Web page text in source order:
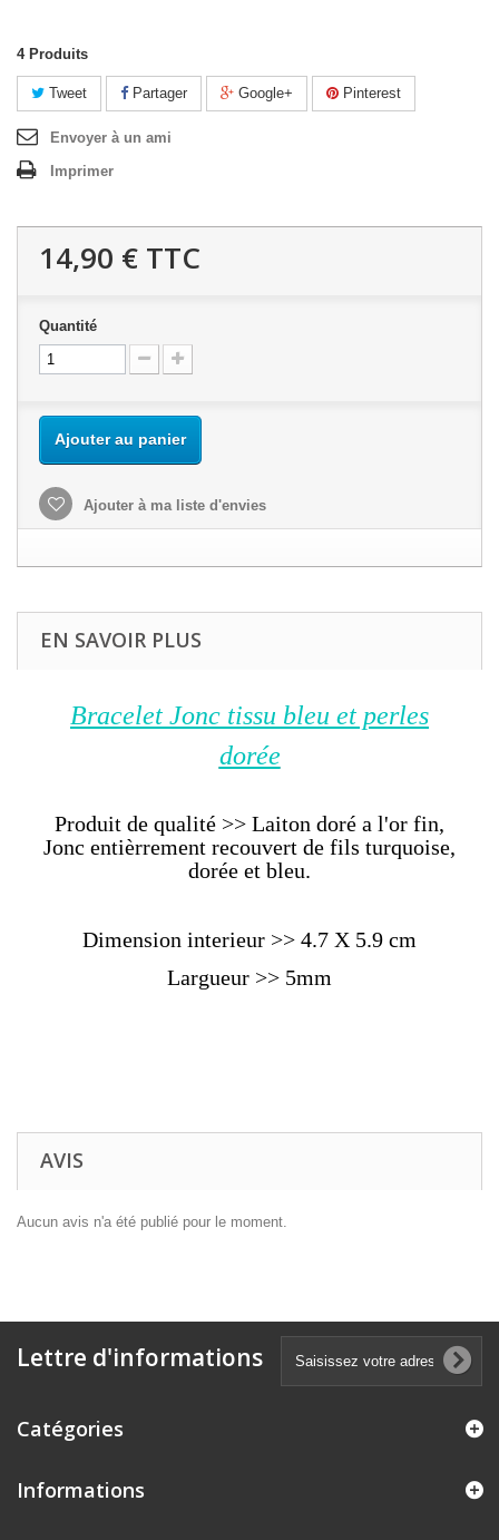
4 Produits
Tweet Partager Google+ Pinterest
Envoyer à un ami
Imprimer
14,90 € TTC
Quantité
Ajouter au panier
Ajouter à ma liste d'envies
EN SAVOIR PLUS
Bracelet Jonc tissu bleu et perles
dorée
Produit de qualité >> Laiton doré a l'or fin,
Jonc entièrrement recouvert de fils turquoise,
dorée et bleu.
Dimension interieur >> 4.7 X 5.9 cm
Largueur >> 5mm
AVIS
Aucun avis n'a été publié pour le moment.
Lettre d'informations
Catégories
Informations